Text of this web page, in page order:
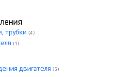
трубки (4)
(1)
двигателя (5)